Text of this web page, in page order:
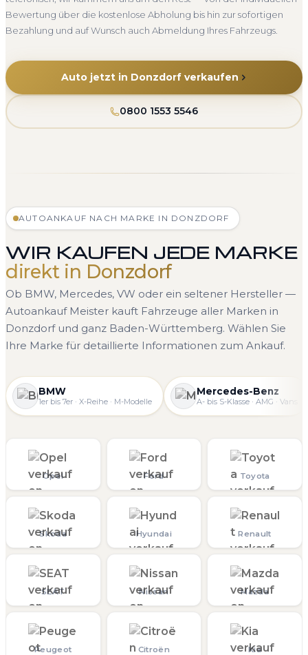
Bewertung über die kostenlose Abholung bis hin zur sofortigen
Bezahlung und auf Wunsch auch Abmeldung Ihres Fahrzeugs.
Auto jetzt in Donzdorf verkaufen
0800 1553 5546
AUTOANKAUF NACH MARKE IN DONZDORF
WIR KAUFEN JEDE MARKE
direkt in Donzdorf
Ob BMW, Mercedes, VW oder ein seltener Hersteller —
Autoankauf Meister kauft Fahrzeuge aller Marken in
Donzdorf und ganz Baden-Württemberg. Wählen Sie
Ihre Marke für detaillierte Informationen zum Ankauf.
BMW
1er bis 7er · X-Reihe · M-Modelle
Mercedes-Benz
A- bis S-Klasse · AMG · Vans
Opel Ford Toyota
Skoda Hyundai Renault
SEAT Nissan Mazda
Peugeot Citroën Kia